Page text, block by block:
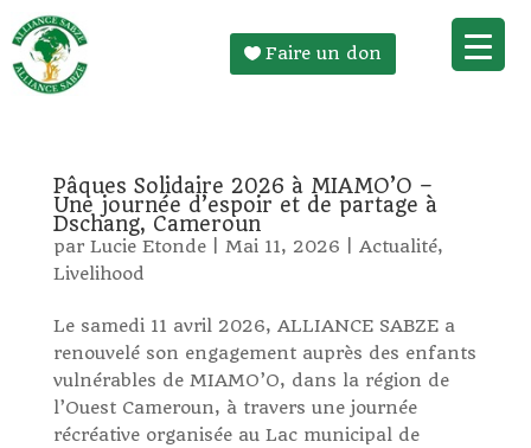
Faire un don
Pâques Solidaire 2026 à MIAMO’O –
Une journée d’espoir et de partage à
Dschang, Cameroun
par Lucie Etonde| Mai 11, 2026 Actualité,
Livelihood
Le samedi 11 avril 2026, ALLIANCE SABZE a
renouvelé son engagement auprès des enfants
vulnérables de MIAMO’O, dans la région de
l’Ouest Cameroun, à travers une journée
récréative organisée au Lac municipal de